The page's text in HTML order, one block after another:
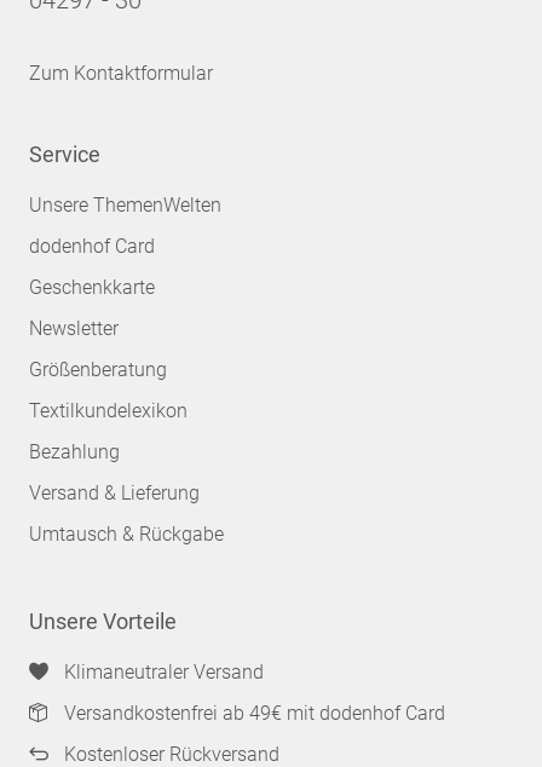
Zum Kontaktformular
Service
Unsere ThemenWelten
dodenhof Card
Geschenkkarte
Newsletter
Größenberatung
Textilkundelexikon
Bezahlung
Versand & Lieferung
Umtausch & Rückgabe
Unsere Vorteile
Klimaneutraler Versand
Versandkostenfrei ab 49€ mit dodenhof Card
Kostenloser Rückversand